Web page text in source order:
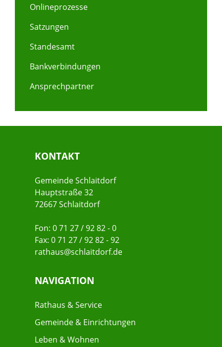
Onlineprozesse
Satzungen
Standesamt
Bankverbindungen
Ansprechpartner
KONTAKT
Gemeinde Schlaitdorf
Hauptstraße 32
72667 Schlaitdorf
Fon: 0 71 27 / 92 82 - 0
Fax: 0 71 27 / 92 82 - 92
rathaus@schlaitdorf.de
NAVIGATION
Rathaus & Service
Gemeinde & Einrichtungen
Leben & Wohnen